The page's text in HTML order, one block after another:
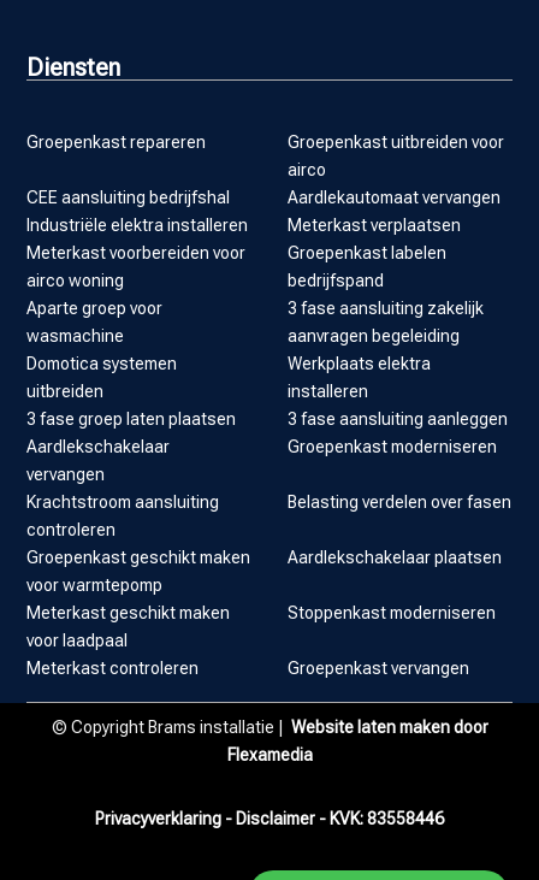
Diensten
Groepenkast repareren
Groepenkast uitbreiden voor
airco
CEE aansluiting bedrijfshal
Aardlekautomaat vervangen
Industriële elektra installeren
Meterkast verplaatsen
Meterkast voorbereiden voor
airco woning
Groepenkast labelen
bedrijfspand
Aparte groep voor
wasmachine
3 fase aansluiting zakelijk
aanvragen begeleiding
Domotica systemen
uitbreiden
Werkplaats elektra
installeren
3 fase groep laten plaatsen
3 fase aansluiting aanleggen
Aardlekschakelaar
vervangen
Groepenkast moderniseren
Krachtstroom aansluiting
controleren
Belasting verdelen over fasen
Groepenkast geschikt maken
voor warmtepomp
Aardlekschakelaar plaatsen
Meterkast geschikt maken
voor laadpaal
Stoppenkast moderniseren
Meterkast controleren Groepenkast vervangen
© Copyright Brams installatie | Website laten maken door
Flexamedia
Privacyverklaring - Disclaimer - KVK:83558446